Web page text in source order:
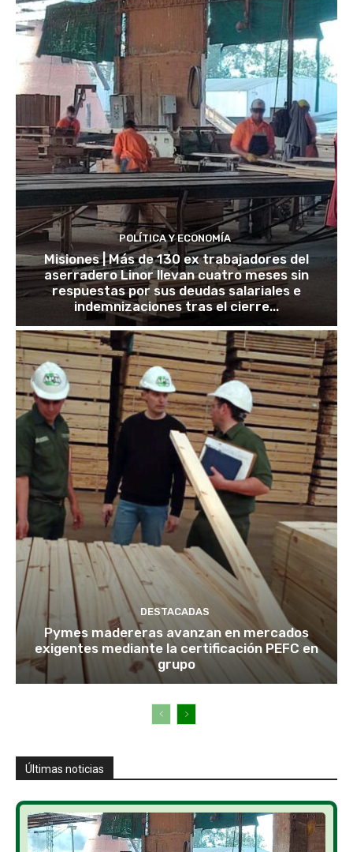
POLÍTICA Y ECONOMÍA
Misiones | Más de 130 ex trabajadores del
aserradero Linor llevan cuatro meses sin
respuestas por sus deudas salariales e
indemnizaciones tras el cierre...
DESTACADAS
Pymes madereras avanzan en mercados
exigentes mediante la certificación PEFC en
grupo
Últimas noticias